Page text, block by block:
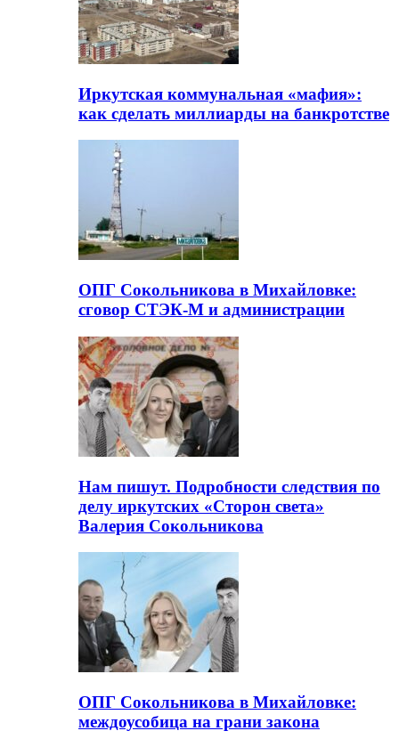
Иркутская коммунальная «мафия»:
как сделать миллиарды на банкротстве
ОПГ Сокольникова в Михайловке:
сговор СТЭК-М и администрации
Нам пишут. Подробности следствия по
делу иркутских «Сторон света»
Валерия Сокольникова
ОПГ Сокольникова в Михайловке:
междоусобица на грани закона